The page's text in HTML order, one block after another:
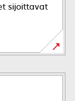
sijoittavat